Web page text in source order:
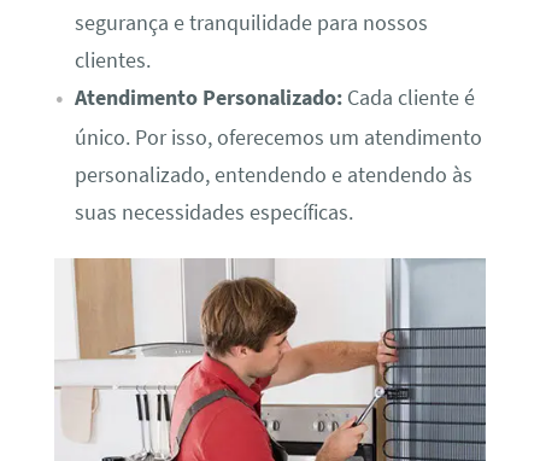
segurança e tranquilidade para nossos
clientes.
Atendimento Personalizado:Cada cliente é
único. Por isso, oferecemos um atendimento
personalizado, entendendo e atendendo às
suas necessidades específicas.